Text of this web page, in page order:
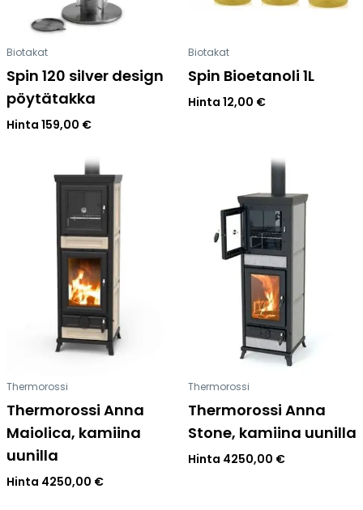
Biotakat
Spin 120 silver design
pöytätakka
Hinta 159,00 €
Biotakat
Spin Bioetanoli 1L
Hinta 12,00 €
Thermorossi
Thermorossi Anna
Maiolica, kamiina
uunilla
Hinta 4250,00 €
Thermorossi
Thermorossi Anna
Stone, kamiina uunilla
Hinta 4250,00 €